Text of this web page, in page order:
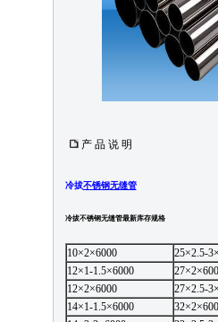
产 品 说 明
冷拔不锈钢无缝管
冷拔不锈钢无缝管最新库存规格
10×2×6000
25×2.5-
12×1-1.5×6000
12×2×6000
27×2.5-
14×1-1.5×6000